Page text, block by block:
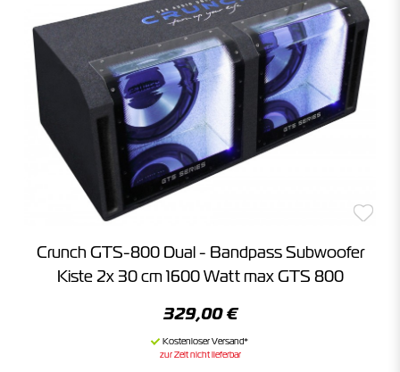
Keine Suchergebnisse gefunden.
Kategorien
Keine Suchergebnisse gefunden.
Crunch GTS-800 Dual - Bandpass Subwoofer
Kiste 2x 30 cm 1600 Watt max GTS 800
329,00 €
zur Zeit nicht lieferbar